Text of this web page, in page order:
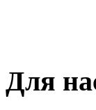
Для